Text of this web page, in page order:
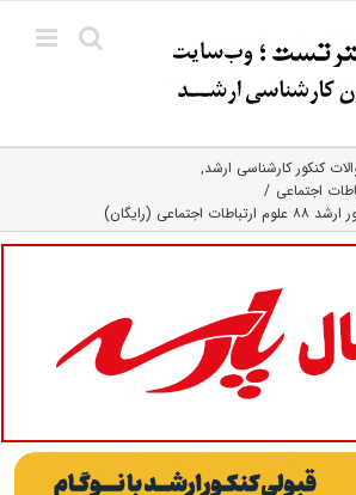
کنکور کارشناسی ارشد
اجتماعی
(رایگان)